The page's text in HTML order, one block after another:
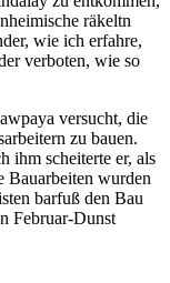
räkeltn
wie ich erfahre,
verboten, wie so
versucht, die
zu bauen.
ihm scheiterte er, als
Bauarbeiten wurden
barfuß den Bau
Februar-Dunst